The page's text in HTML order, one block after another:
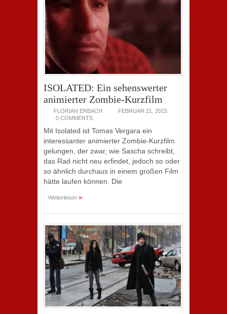
ISOLATED: Ein sehenswerter
animierter Zombie-Kurzfilm
FLORIAN ERBACH
FEBRUAR 21, 2015
0 COMMENTS
Mit Isolated ist Tomas Vergara ein
interessanter animierter Zombie-Kurzfilm
gelungen, der zwar, wie Sascha schreibt,
das Rad nicht neu erfindet, jedoch so oder
so ähnlich durchaus in einem großen Film
hätte laufen können. Die
Weiterlesen »